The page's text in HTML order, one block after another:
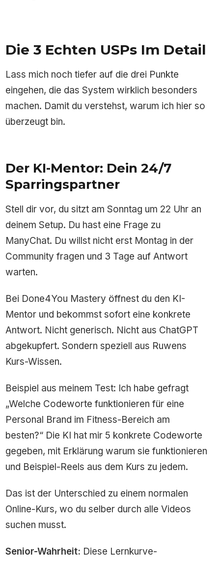
Die 3 Echten USPs Im Detail
Lass mich noch tiefer auf die drei Punkte
eingehen, die das System wirklich besonders
machen. Damit du verstehst, warum ich hier so
überzeugt bin.
Der KI-Mentor: Dein 24/7
Sparringspartner
Stell dir vor, du sitzt am Sonntag um 22 Uhr an
deinem Setup. Du hast eine Frage zu
ManyChat. Du willst nicht erst Montag in der
Community fragen und 3 Tage auf Antwort
warten.
Bei Done4You Mastery öffnest du den KI-
Mentor und bekommst sofort eine konkrete
Antwort. Nicht generisch. Nicht aus ChatGPT
abgekupfert. Sondern speziell aus Ruwens
Kurs-Wissen.
Beispiel aus meinem Test: Ich habe gefragt
„Welche Codeworte funktionieren für eine
Personal Brand im Fitness-Bereich am
besten?“ Die KI hat mir 5 konkrete Codeworte
gegeben, mit Erklärung warum sie funktionieren
und Beispiel-Reels aus dem Kurs zu jedem.
Das ist der Unterschied zu einem normalen
Online-Kurs, wo du selber durch alle Videos
suchen musst.
Senior-Wahrheit: Diese Lernkurve-